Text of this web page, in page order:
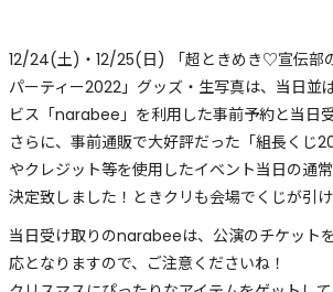
12/24(土)・12/25(日) 「超ときめき♡宣伝部
パーティー2022」グッズ・生写真は、当日並
ビス「narabee」を利用した事前予約と当日
さらに、事前通販で大好評だった「組長くじ
やクレジット等を使用したイベント当日の通
決定致しました！ときクリも会場でくじが引
当日受け取りのnarabeeは、公演のチケット
応となりますので、ご注意くださいね！